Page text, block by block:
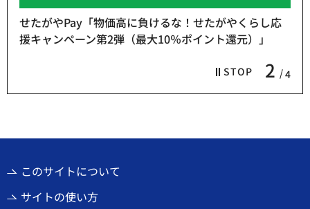
STOP 2 4
せたがやPay「物価高に負けるな！せたがやくらし応
援キャンペーン第2弾（最大10％ポイント還元）」
このサイトについて
サイトの使い方